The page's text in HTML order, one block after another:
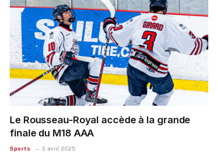
Le Rousseau-Royal accède à la grande
finale du M18 AAA
Sports 3 avril 2025